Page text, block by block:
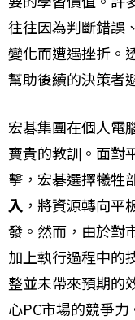
往往因為判斷錯誤
變化而遭遇挫折。
幫助後續的決策者
宏碁集團在個人電
寶貴的教訓。面對
擊，宏碁選擇犧牲
入 ，將資源轉向平
發。然而，由於對
加上執行過程中的
整並未帶來預期的
心PC市場的競爭力